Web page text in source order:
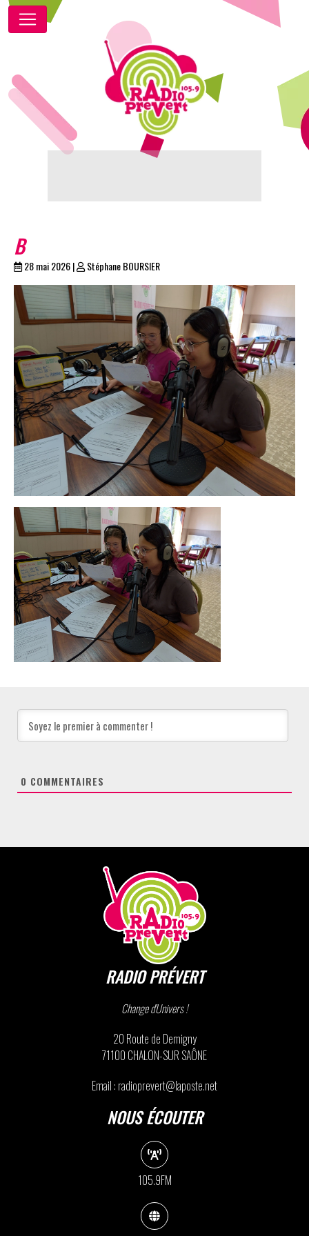
B
28 mai 2026| Stéphane BOURSIER
0 COMMENTAIRES
RADIO PRÉVERT
Change d'Univers !
20 Route de Demigny
71100 CHALON-SUR SAÔNE
Email : radioprevert@laposte.net
NOUS ÉCOUTER
105.9FM